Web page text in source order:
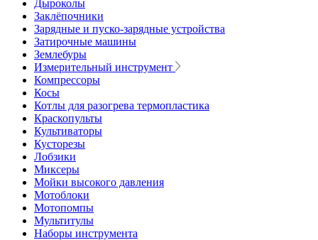
Дыроколы
Заклёпочники
Зарядные и пуско-зарядные устройства
Затирочные машины
Землебуры
Измерительный инструмент
Компрессоры
Косы
Котлы для разогрева термопластика
Краскопульты
Культиваторы
Кусторезы
Лобзики
Миксеры
Мойки высокого давления
Мотоблоки
Мотопомпы
Мультитулы
Наборы инструмента